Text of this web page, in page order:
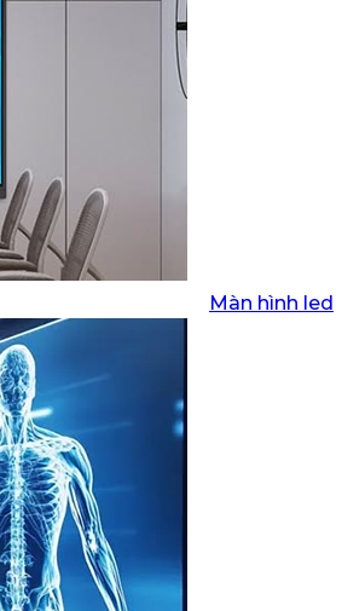
Màn hình led